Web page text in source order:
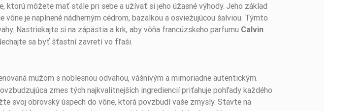
môžete mať stále pri sebe a užívať si jeho úžasné výhody. Jeho základ
je naplnené nádherným cédrom, bazalkou a osviežujúcou šalviou. Týmto
Nastriekajte si na zápästia a krk, aby vôňa francúzskeho parfumu Calvin
sa byť šťastní zavretí vo fľaši.
mužom s noblesnou odvahou, vášnivým a mimoriadne autentickým.
zmes tých najkvalitnejších ingrediencií priťahuje pohľady každého
svoj obrovský úspech do vône, ktorá povzbudí vaše zmysly. Stavte na